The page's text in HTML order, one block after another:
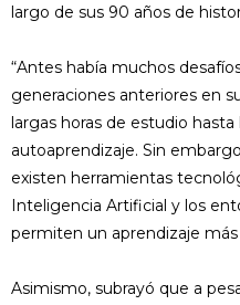
largo de sus 90 años de
“Antes había muchos
generaciones anteriores en
largas horas de estudio
autoaprendizaje. Sin
existen herramientas
Inteligencia Artificial y los
permiten un aprendizaje
Asimismo, subrayó que a